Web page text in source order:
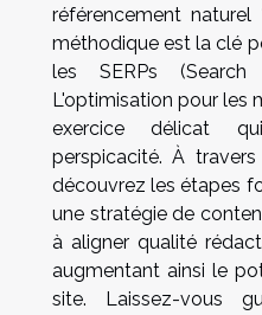
référencement
méthodique est la clé
les SERPs (Search
L'optimisation pour les
exercice délicat
perspicacité. À
découvrez les étapes
une stratégie de
à aligner qualité
augmentant ainsi le
site. Laissez-vous